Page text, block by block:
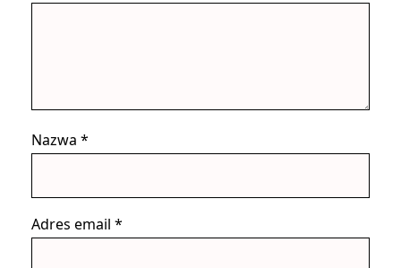
Nazwa *
Adres email *